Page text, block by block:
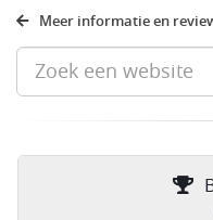
Meer informatie en